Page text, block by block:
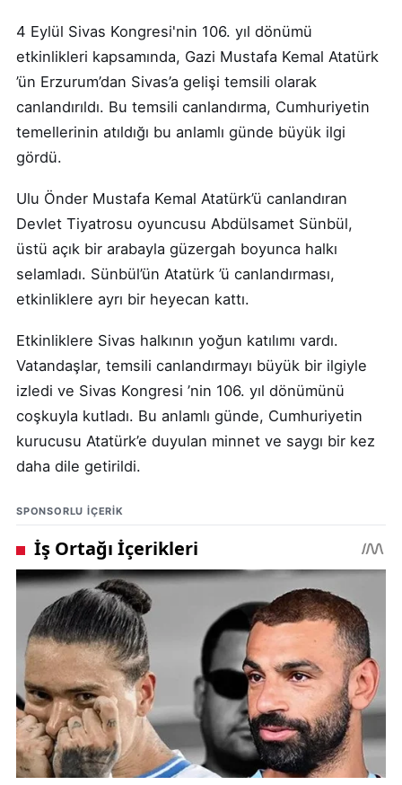
4 Eylül Sivas Kongresi'nin 106. yıl dönümü
etkinlikleri kapsamında, Gazi Mustafa Kemal Atatürk
’ün Erzurum’dan Sivas’a gelişi temsili olarak
canlandırıldı. Bu temsili canlandırma, Cumhuriyetin
temellerinin atıldığı bu anlamlı günde büyük ilgi
gördü.
Ulu Önder Mustafa Kemal Atatürk’ü canlandıran
Devlet Tiyatrosu oyuncusu Abdülsamet Sünbül,
üstü açık bir arabayla güzergah boyunca halkı
selamladı. Sünbül’ün Atatürk ’ü canlandırması,
etkinliklere ayrı bir heyecan kattı.
Etkinliklere Sivas halkının yoğun katılımı vardı.
Vatandaşlar, temsili canlandırmayı büyük bir ilgiyle
izledi ve Sivas Kongresi ’nin 106. yıl dönümünü
coşkuyla kutladı. Bu anlamlı günde, Cumhuriyetin
kurucusu Atatürk’e duyulan minnet ve saygı bir kez
daha dile getirildi.
SPONSORLU IÇERIK